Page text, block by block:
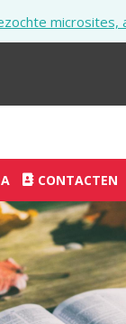
microsites,
CONTACTEN